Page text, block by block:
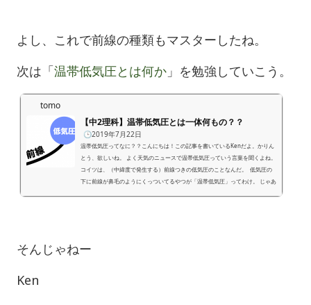
よし、これで前線の種類もマスターしたね。
次は「温帯低気圧とは何か 」を勉強していこう。
tomo
【中2理科】温帯低気圧とは一体何もの？？
🕒️2019年7月22日
温帯低気圧ってなに？？こんにちは！この記事を書いているKenだよ。かりん
とう、欲しいね。 よく天気のニュースで温帯低気圧っていう言葉を聞くよね。
コイツは、（中緯度で発生する）前線つきの低気圧のことなんだ。 低気圧の
下に前線が鼻毛のようにくっついてるやつが「温帯低気圧」ってわけ。 じゃあ
そんじゃねー
Ken